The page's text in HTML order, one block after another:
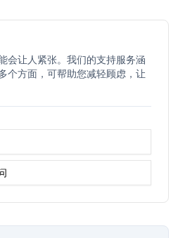
会让人紧张。我们的支持服务涵
个方面，可帮助您减轻顾虑，让